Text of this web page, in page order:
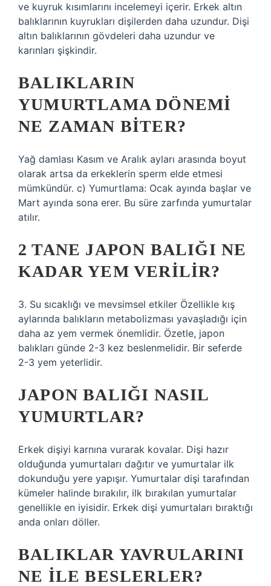
ve kuyruk kısımlarını incelemeyi içerir. Erkek altın
balıklarının kuyrukları dişilerden daha uzundur. Dişi
altın balıklarının gövdeleri daha uzundur ve
karınları şişkindir.
BALIKLARIN
YUMURTLAMA DÖNEMI
NE ZAMAN BITER?
Yağ damlası Kasım ve Aralık ayları arasında boyut
olarak artsa da erkeklerin sperm elde etmesi
mümkündür. c) Yumurtlama: Ocak ayında başlar ve
Mart ayında sona erer. Bu süre zarfında yumurtalar
atılır.
2 TANE JAPON BALIĞI NE
KADAR YEM VERILIR?
3. Su sıcaklığı ve mevsimsel etkiler Özellikle kış
aylarında balıkların metabolizması yavaşladığı için
daha az yem vermek önemlidir. Özetle, japon
balıkları günde 2-3 kez beslenmelidir. Bir seferde
2-3 yem yeterlidir.
JAPON BALIĞI NASIL
YUMURTLAR?
Erkek dişiyi karnına vurarak kovalar. Dişi hazır
olduğunda yumurtaları dağıtır ve yumurtalar ilk
dokunduğu yere yapışır. Yumurtalar dişi tarafından
kümeler halinde bırakılır, ilk bırakılan yumurtalar
genellikle en iyisidir. Erkek dişi yumurtaları bıraktığı
anda onları döller.
BALIKLAR YAVRULARINI
NE ILE BESLERLER?